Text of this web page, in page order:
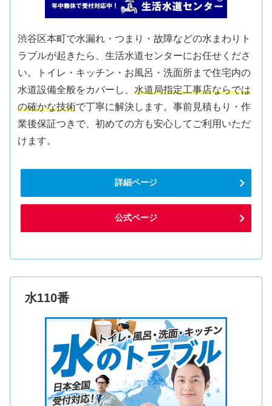
渋谷区本町で水漏れ・つまり・故障などの水まわりト
ラブルが起きたら、生活水道センターにお任せくださ
い。トイレ・キッチン・お風呂・洗面所まで住宅内の
水道設備全般をカバーし、水道局指定工事店ならでは
の確かな技術で丁寧に解決します。事前見積もり・作
業後保証つきで、初めての方も安心してご利用いただ
けます。
詳細ページ
公式ページ
水110番